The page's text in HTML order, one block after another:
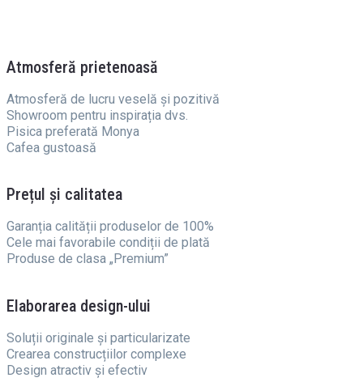
Atmosferă prietenoasă
Atmosferă de lucru veselă și pozitivă
Showroom pentru inspirația dvs.
Pisica preferată Monya
Cafea gustoasă
Prețul și calitatea
Garanția calității produselor de 100%
Cele mai favorabile condiții de plată
Produse de clasa „Premium”
Elaborarea design-ului
Soluții originale și particularizate
Crearea construcțiilor complexe
Design atractiv și efectiv